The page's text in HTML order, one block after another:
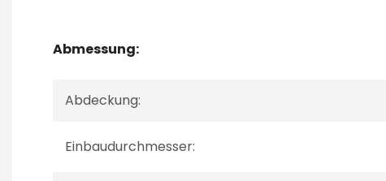
Abmessung:
Abdeckung:
Einbaudurchmesser: